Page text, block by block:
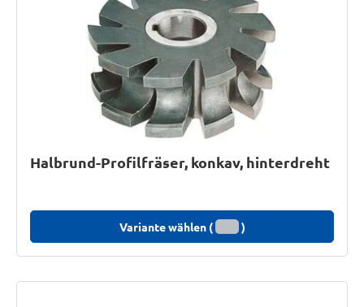
Halbrund-Profilfräser, konkav, hinterdreht
Variante wählen ( )